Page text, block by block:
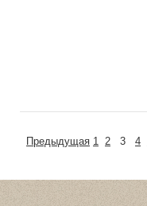
Предыдущая 1 2 3 4